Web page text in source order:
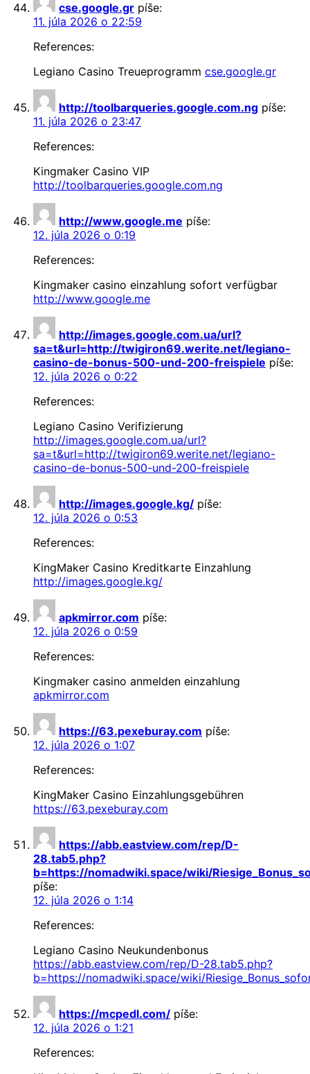
cse.google.gr píše:
11. júla 2026 o 22:59
References:
Legiano Casino Treueprogramm cse.google.gr
http://toolbarqueries.google.com.ng píše:
11. júla 2026 o 23:47
References:
Kingmaker Casino VIP
http://toolbarqueries.google.com.ng
http://www.google.me píše:
12. júla 2026 o 0:19
References:
Kingmaker casino einzahlung sofort verfügbar
http://www.google.me
http://images.google.com.ua/url?
sa=t&url=http://twigiron69.werite.net/legiano-
casino-de-bonus-500-und-200-freispiele píše:
12. júla 2026 o 0:22
References:
Legiano Casino Verifizierung
http://images.google.com.ua/url?
sa=t&url=http://twigiron69.werite.net/legiano-
casino-de-bonus-500-und-200-freispiele
http://images.google.kg/ píše:
12. júla 2026 o 0:53
References:
KingMaker Casino Kreditkarte Einzahlung
http://images.google.kg/
apkmirror.com píše:
12. júla 2026 o 0:59
References:
Kingmaker casino anmelden einzahlung
apkmirror.com
https://63.pexeburay.com píše:
12. júla 2026 o 1:07
References:
KingMaker Casino Einzahlungsgebühren
https://63.pexeburay.com
https://abb.eastview.com/rep/D-
28.tab5.php?
b=https://nomadwiki.space/wiki/
píše:
12. júla 2026 o 1:14
References:
Legiano Casino Neukundenbonus
https://abb.eastview.com/rep/D-28.tab5.php?
b=https://nomadwiki.space/wiki/
https://mcpedl.com/ píše:
12. júla 2026 o 1:21
References: